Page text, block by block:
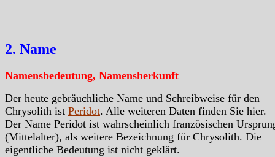
2. Name
Namensbedeutung, Namensherkunft
Der heute gebräuchliche Name und Schreibweise für den
Chrysolith ist Peridot. Alle weiteren Daten finden Sie hier.
Der Name Peridot ist wahrscheinlich französischen
(Mittelalter), als weitere Bezeichnung für Chrysolith. Die
eigentliche Bedeutung ist nicht geklärt.